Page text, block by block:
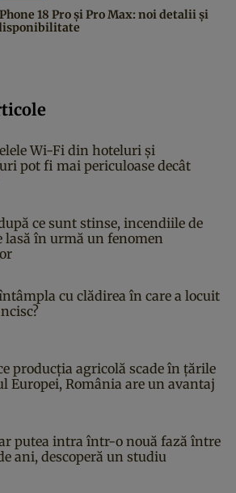
18 Pro și Pro Max: noi detalii și
Wi-Fi din hoteluri și
pot fi mai periculoase decât
ce sunt stinse, incendiile de
lasă în urmă un fenomen
întâmpla cu clădirea în care a locuit
producția agricolă scade în țările
Europei, România are un avantaj
putea intra într-o nouă fază între
ani, descoperă un studiu